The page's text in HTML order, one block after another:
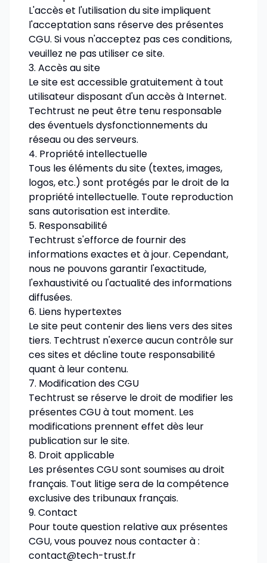
L'accès et l'utilisation du site impliquent
l'acceptation sans réserve des présentes
CGU. Si vous n'acceptez pas ces conditions,
veuillez ne pas utiliser ce site.
3. Accès au site
Le site est accessible gratuitement à tout
utilisateur disposant d'un accès à Internet.
Techtrust ne peut être tenu responsable
des éventuels dysfonctionnements du
réseau ou des serveurs.
4. Propriété intellectuelle
Tous les éléments du site (textes, images,
logos, etc.) sont protégés par le droit de la
propriété intellectuelle. Toute reproduction
sans autorisation est interdite.
5. Responsabilité
Techtrust s'efforce de fournir des
informations exactes et à jour. Cependant,
nous ne pouvons garantir l'exactitude,
l'exhaustivité ou l'actualité des informations
diffusées.
6. Liens hypertextes
Le site peut contenir des liens vers des sites
tiers. Techtrust n'exerce aucun contrôle sur
ces sites et décline toute responsabilité
quant à leur contenu.
7. Modification des CGU
Techtrust se réserve le droit de modifier les
présentes CGU à tout moment. Les
modifications prennent effet dès leur
publication sur le site.
8. Droit applicable
Les présentes CGU sont soumises au droit
français. Tout litige sera de la compétence
exclusive des tribunaux français.
9. Contact
Pour toute question relative aux présentes
CGU, vous pouvez nous contacter à :
contact@tech-trust.fr